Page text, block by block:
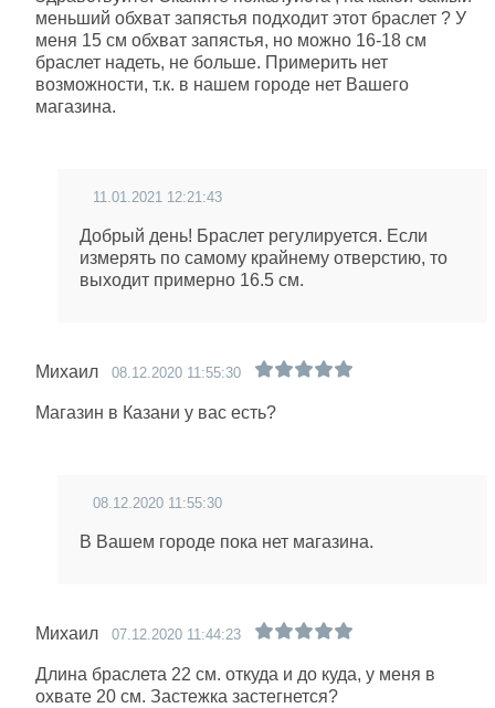
меньший обхват запястья подходит этот браслет ? У
меня 15 см обхват запястья, но можно 16-18 см
браслет надеть, не больше. Примерить нет
возможности, т.к. в нашем городе нет Вашего
магазина.
11.01.2021 12:21:43
Добрый день! Браслет регулируется. Если
измерять по самому крайнему отверстию, то
выходит примерно 16.5 см.
Михаил 08.12.2020 11:55:30
Магазин в Казани у вас есть?
08.12.2020 11:55:30
В Вашем городе пока нет магазина.
Михаил 07.12.2020 11:44:23
Длина браслета 22 см. откуда и до куда, у меня в
охвате 20 см. Застежка застегнется?